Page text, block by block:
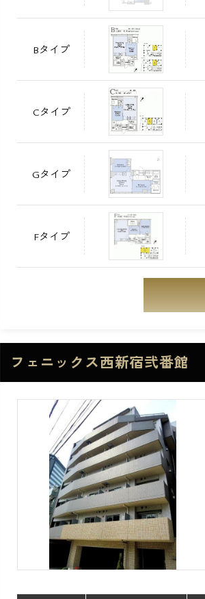
Bタイプ
Cタイプ
Gタイプ
Fタイプ
フェニックス西新宿弐番館